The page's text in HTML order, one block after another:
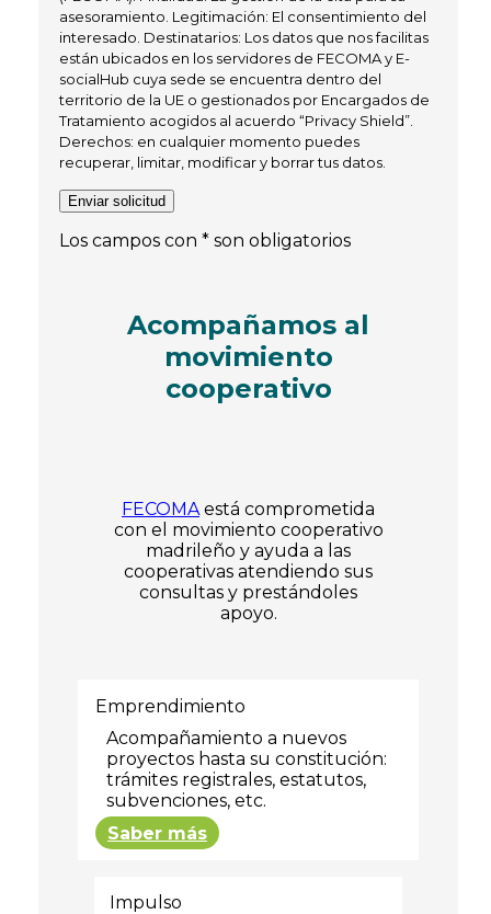
asesoramiento. Legitimación: El consentimiento del
interesado. Destinatarios: Los datos que nos facilitas
están ubicados en los servidores de FECOMA y E-
socialHub cuya sede se encuentra dentro del
territorio de la UE o gestionados por Encargados de
Tratamiento acogidos al acuerdo “Privacy Shield”.
Derechos: en cualquier momento puedes
recuperar, limitar, modificar y borrar tus datos.
Los campos con * son obligatorios
Acompañamos al
movimiento
cooperativo
FECOMAestá comprometida
con el movimiento cooperativo
madrileño y ayuda a las
cooperativas atendiendo sus
consultas y prestándoles
apoyo.
Emprendimiento
Acompañamiento a nuevos
proyectos hasta su constitución:
trámites registrales, estatutos,
subvenciones, etc.
Saber más
Impulso